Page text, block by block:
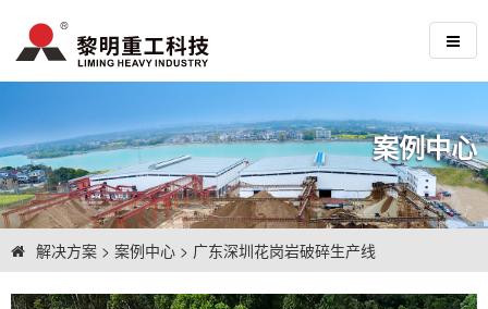
案例中心
解决方案 > 案例中心 > 广东深圳花岗岩破碎生产线